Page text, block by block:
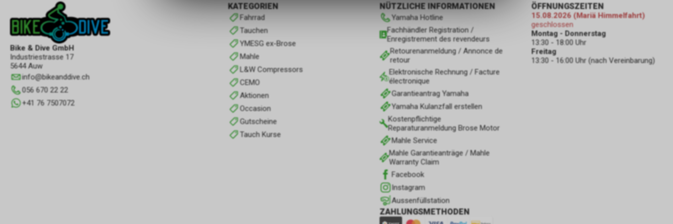
Bike & Dive GmbH
Industriestrasse 17
5644 Auw
info@bikeanddive.ch
056 670 22 22
+41 76 7507072
KATEGORIEN
Fahrrad
Tauchen
YMESG ex-Brose
Mahle
L&W Compressors
CEMO
Aktionen
Occasion
Gutscheine
Tauch Kurse
NÜTZLICHE INFORMATIONEN
Yamaha Hotline
Fachhändler Registration /
Enregistrement des revendeurs
Retourenanmeldung / Annonce de
retour
Elektronische Rechnung / Facture
électronique
Garantieantrag Yamaha
Yamaha Kulanzfall erstellen
Kostenpflichtige
Reparaturanmeldung Brose Motor
Mahle Service
Mahle Garantieanträge / Mahle
Warranty Claim
Facebook
Instagram
Aussenfüllstation
ZAHLUNGSMETHODEN
ÖFFNUNGSZEITEN
15.08.2026 (Mariä Himmelfahrt)
geschlossen
Montag - Donnerstag
13:30 - 18:00 Uhr
Freitag
13:30 - 16:00 Uhr (nach Vereinbarung)